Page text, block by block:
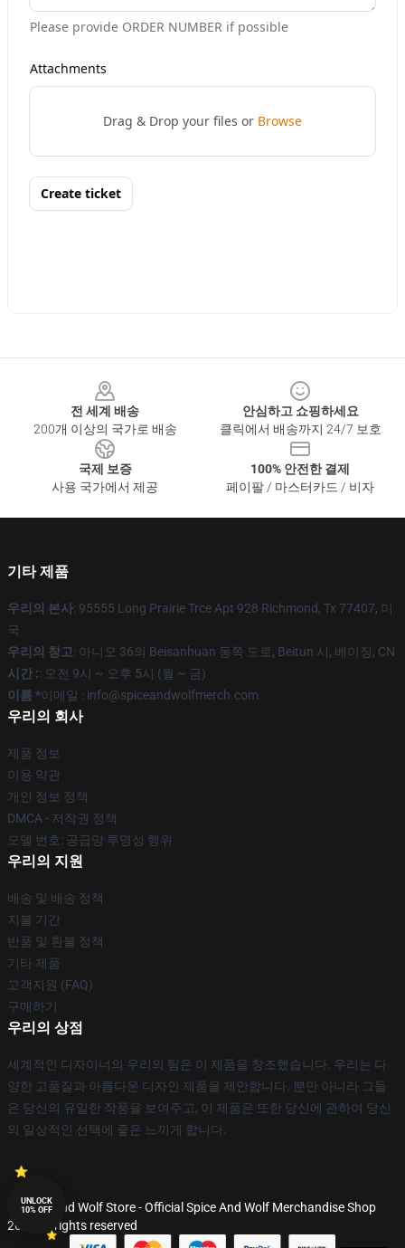
전 세계 배송
200개 이상의 국가로 배송
안심하고 쇼핑하세요
클릭에서 배송까지 24/7 보호
국제 보증
사용 국가에서 제공
100% 안전한 결제
페이팔 / 마스터카드 / 비자
기타 제품
우리의 본사: 95555 Long Prairie Trce Apt 928 Richmond, Tx 77407, 미
국
우리의 창고: 아니오 36의 Beisanhuan 동쪽 도로, Beitun 시, 베이징, CN
시간 :: 오전 9시 ~ 오후 5시 (월 ~ 금)
이름 *이메일 : info@spiceandwolfmerch.com
우리의 회사
제품 정보
이용 약관
개인 정보 정책
DMCA - 저작권 정책
모델 번호: 공급망 투명성 행위
우리의 지원
배송 및 배송 정책
지불 기간
반품 및 환불 정책
기타 제품
고객지원 (FAQ)
구매하기
우리의 상점
세계적인 디자이너의 우리의 팀은 이 제품을 창조했습니다. 우리는 다
양한 고품질과 아름다운 디자인 제품을 제안합니다. 뿐만 아니라 그들
은 당신의 유일한 작풍을 보여주고, 이 제품은 또한 당신에 관하여 당신
의 일상적인 선택에 좋은 느끼게 합니다.
© Spice And Wolf Store - Official Spice And Wolf Merchandise Shop
2026 all rights reserved
UNLOCK
10% OFF